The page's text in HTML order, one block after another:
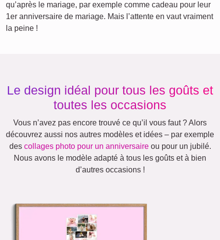
qu’après le mariage, par exemple comme cadeau pour leur
1er anniversaire de mariage. Mais l’attente en vaut vraiment
la peine !
Le design idéal pour tous les goûts et
toutes les occasions
Vous n’avez pas encore trouvé ce qu’il vous faut ? Alors
découvrez aussi nos autres modèles et idées – par exemple
des collages photo pour un anniversaireou pour un jubilé.
Nous avons le modèle adapté à tous les goûts et à bien
d’autres occasions !